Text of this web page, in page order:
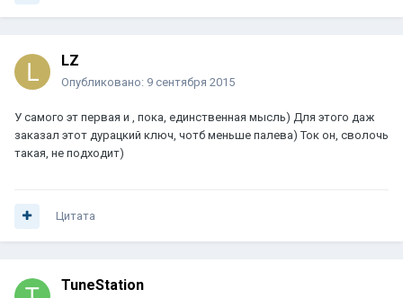
LZ
Опубликовано: 9 сентября 2015
У самого эт первая и , пока, единственная мысль) Для этого даж
заказал этот дурацкий ключ, чотб меньше палева) Ток он, сволочь
такая, не подходит)
Цитата
TuneStation